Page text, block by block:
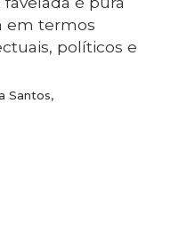
em termos
políticos e
Santos,